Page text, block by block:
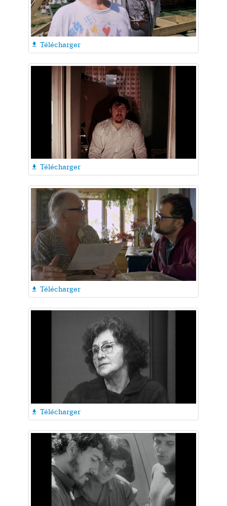
 Télécharger
 Télécharger
 Télécharger
 Télécharger